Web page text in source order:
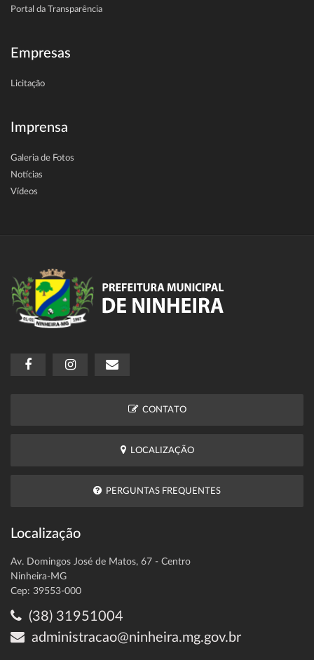
Portal da Transparência
Empresas
Licitação
Imprensa
Galeria de Fotos
Notícias
Vídeos
CONTATO
LOCALIZAÇÃO
PERGUNTAS FREQUENTES
Localização
Av. Domingos José de Matos, 67 - Centro
Ninheira-MG
Cep: 39553-000
(38) 31951004
administracao@ninheira.mg.gov.br